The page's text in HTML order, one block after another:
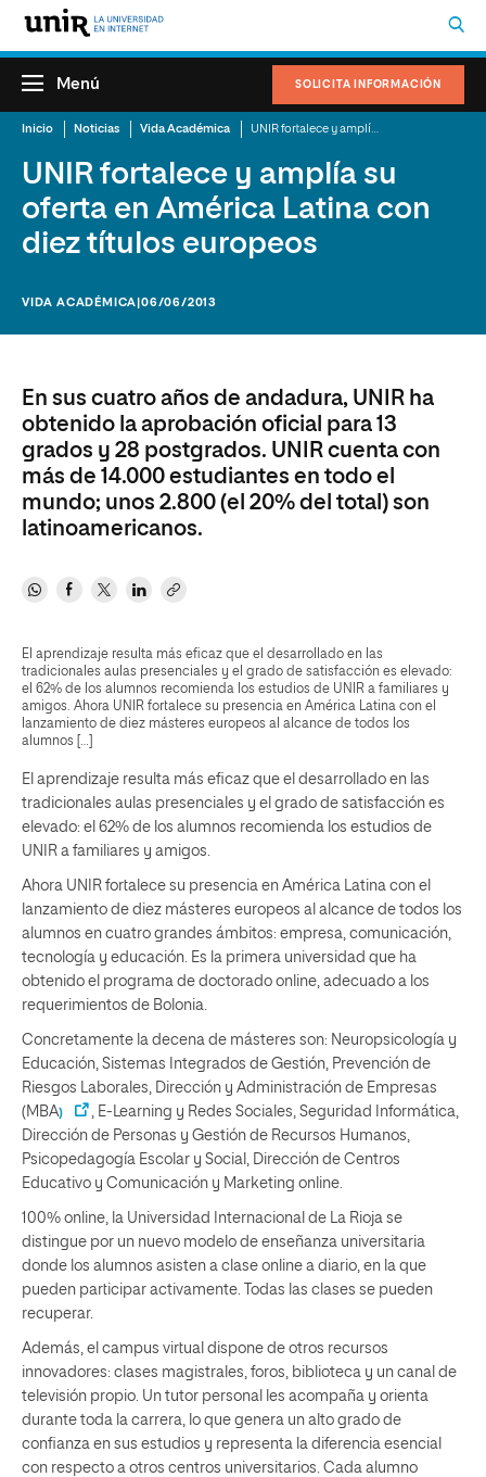
SOLICITA INFORMACIÓN
Menú
Inicio Noticias Vida Académica
UNIR fortalece y amplía su
oferta en América Latina con
diez títulos europeos
VIDA ACADÉMICA |06/06/2013
En sus cuatro años de andadura, UNIR ha
obtenido la aprobación oficial para 13
grados y 28 postgrados. UNIR cuenta con
más de 14.000 estudiantes en todo el
mundo; unos 2.800 (el 20% del total) son
latinoamericanos.
El aprendizaje resulta más eficaz que el desarrollado en las
tradicionales aulas presenciales y el grado de satisfacción es elevado:
el 62% de los alumnos recomienda los estudios de UNIR a familiares y
amigos. Ahora UNIR fortalece su presencia en América Latina con el
lanzamiento de diez másteres europeos al alcance de todos los
alumnos […]
El aprendizaje resulta más eficaz que el desarrollado en las
tradicionales aulas presenciales y el grado de satisfacción es
elevado: el 62% de los alumnos recomienda los estudios de
UNIR a familiares y amigos.
Ahora UNIR fortalece su presencia en América Latina con el
lanzamiento de diez másteres europeos al alcance de todos los
alumnos en cuatro grandes ámbitos: empresa, comunicación,
tecnología y educación. Es la primera universidad que ha
obtenido el programa de doctorado online, adecuado a los
requerimientos de Bolonia.
Concretamente la decena de másteres son: Neuropsicología y
Educación, Sistemas Integrados de Gestión, Prevención de
Riesgos Laborales, Dirección y Administración de Empresas
(MBA)
, E-Learning y Redes Sociales, Seguridad Informática,
Dirección de Personas y Gestión de Recursos Humanos,
Psicopedagogía Escolar y Social, Dirección de Centros
Educativo y Comunicación y Marketing online.
100% online, la Universidad Internacional de La Rioja se
distingue por un nuevo modelo de enseñanza universitaria
donde los alumnos asisten a clase online a diario, en la que
pueden participar activamente. Todas las clases se pueden
recuperar.
Además, el campus virtual dispone de otros recursos
innovadores: clases magistrales, foros, biblioteca y un canal de
televisión propio. Un tutor personal les acompaña y orienta
durante toda la carrera, lo que genera un alto grado de
confianza en sus estudios y representa la diferencia esencial
con respecto a otros centros universitarios. Cada alumno